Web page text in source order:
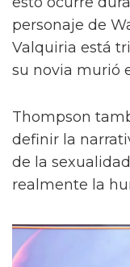
personaje de
Valquiria está
su novia murió
Thompson
definir la
de la
realmente la